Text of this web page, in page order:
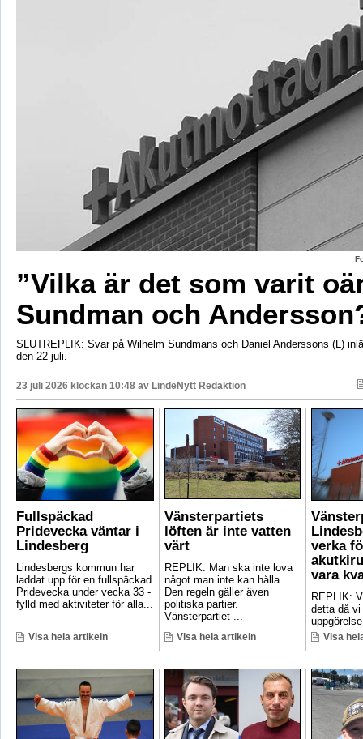
”Vilka är det som varit
Sundman och
SLUTREPLIK: Svar på Wilhelm Sundmans och Daniel Anderssons (L)
den 22 juli.
23 juli 2026 klockan 10:48 av LindeNytt Redaktion
Fullspäckad
Pridevecka väntar i
Lindesberg
Lindesbergs kommun har
laddat upp för en fullspäckad
Pridevecka under vecka 33 -
fylld med aktiviteter för alla...
Visa hela artikeln
Vänsterpartiets
löften är inte vatten
värt
REPLIK: Man ska inte lova
något man inte kan hålla.
Den regeln gäller även
politiska partier.
Vänsterpartiet ...
Visa hela artikeln
verka
vara
REPLIK:
detta då
Visa